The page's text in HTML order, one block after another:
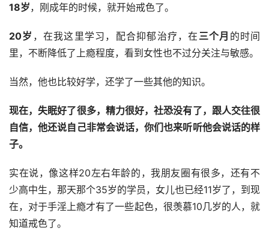
18岁，刚成年的时候，就开始戒色了。
20岁 ，在我这里学习，配合抑郁治疗，在 三个月 的时间
里，不断降低了上瘾程度，看到女性也不过分关注与敏感。
当然，他也比较好学，还学了一些其他的知识。
现在，失眠好了很多，精力很好，社恐没有了，跟人交往很
自信，他还说自己非常会说话，你们也来听听他会说话的样
子。
实在说，像这样20左右年龄的，我朋友圈有很多，还有不
少高中生，那天那个35岁的学员，女儿也已经11岁了，到现
在，对于手淫上瘾才有了一些起色，很羡慕10几岁的人，就
知道戒色了。